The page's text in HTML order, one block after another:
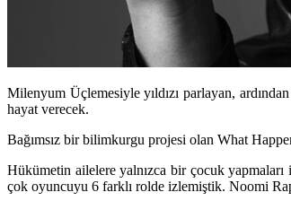
Milenyum Üçlemesiyle yıldızı parlayan,
hayat verecek.
Bağımsız bir bilimkurgu projesi olan What
Hükümetin ailelere yalnızca bir çocuk
çok oyuncuyu 6 farklı rolde izlemiştik. Noomi